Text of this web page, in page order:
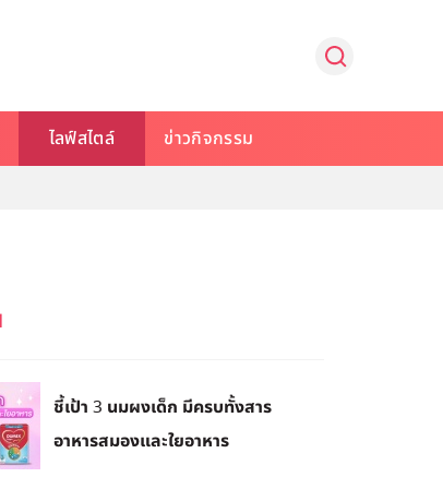
ไลฟ์สไตล์ ข่าวกิจกรรม
ชี้เป้า 3 นมผงเด็ก มีครบทั้งสาร
อาหารสมองและใยอาหาร